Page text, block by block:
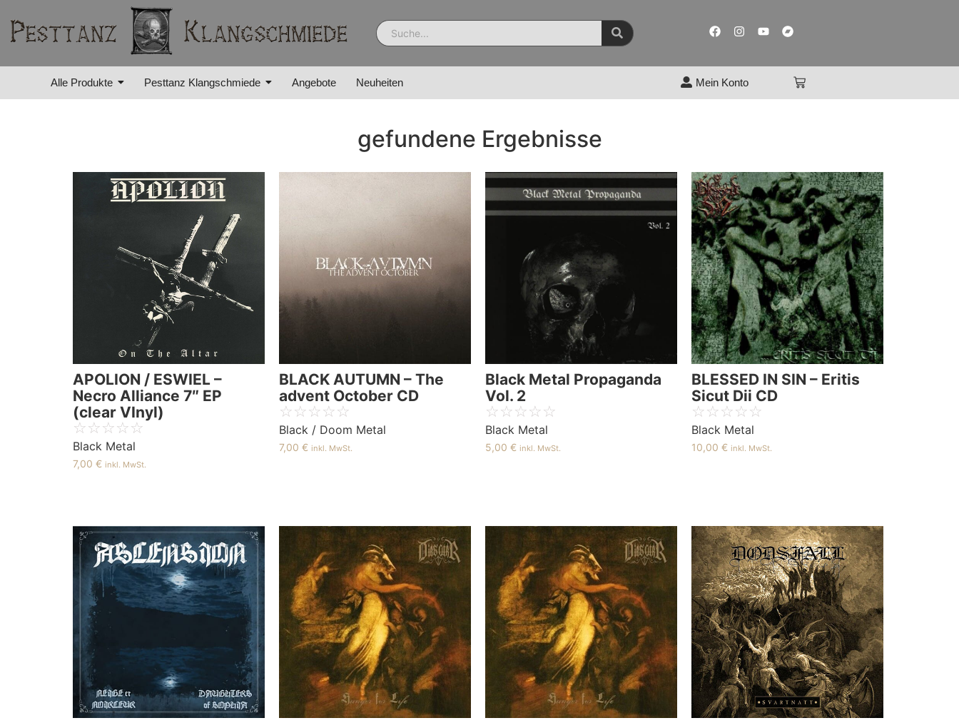
Alle Produkte Pesttanz Klangschmiede Angebote Neuheiten Mein Konto
gefundene Ergebnisse
APOLION / ESWIEL –
Necro Alliance 7″ EP
(clear VInyl)
☆☆☆☆☆
Black Metal
7,00 € inkl. MwSt.
BLACK AUTUMN – The
advent October CD
☆☆☆☆☆
Black / Doom Metal
7,00 € inkl. MwSt.
Black Metal Propaganda
Vol. 2
☆☆☆☆☆
Black Metal
5,00 € inkl. MwSt.
BLESSED IN SIN – Eritis
Sicut Dii CD
☆☆☆☆☆
Black Metal
10,00 € inkl. MwSt.